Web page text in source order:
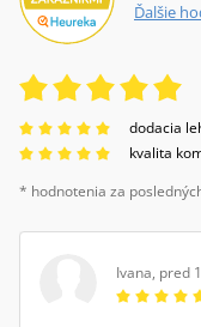
Ďalšie
dodacia
kvalita
* hodnotenia za
Ivana, pred